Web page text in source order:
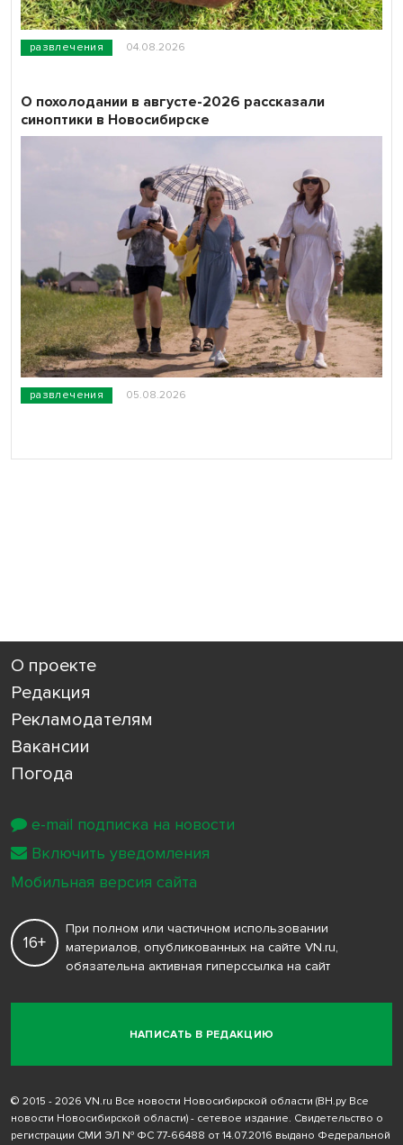
развлечения 04.08.2026
развлечения 05.08.2026
О похолодании в августе-2026 рассказали
синоптики в Новосибирске
О проекте
Редакция
Рекламодателям
Вакансии
Погода
НАПИСАТЬ В РЕДАКЦИЮ
16+
При полном или частичном использовании
материалов, опубликованных на сайте VN.ru,
обязательна активная гиперссылка на сайт
© 2015 - 2026 VN.ru Все новости Новосибирской области (ВН.ру Все
новости Новосибирской области) - сетевое издание. Свидетельство о
регистрации СМИ ЭЛ № ФС 77-66488 от 14.07.2016 выдано Федеральной
e-mail подписка на новости
Включить уведомления
Мобильная версия сайта